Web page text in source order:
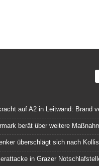
auf A2 in Leitwand: Brand
berät über weitere
überschlägt sich nach
in Grazer